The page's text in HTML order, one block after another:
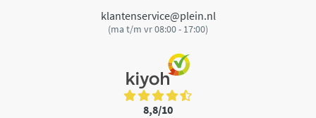
klantenservice@plein.nl
(ma t/m vr 08:00 - 17:00)
8,8/10